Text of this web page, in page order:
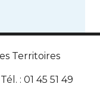
Territoires
: 01 45 51 49